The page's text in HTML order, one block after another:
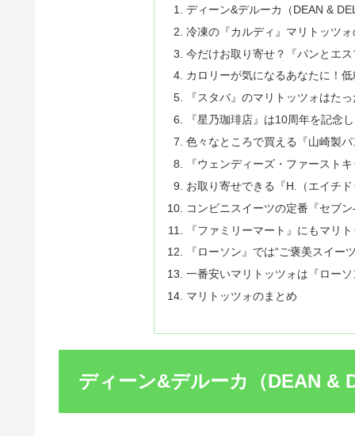
ディーン&デルーカ（DEAN &
冷凍の『カルディ』マリトッツ
今だけお取り寄せ？『パンとエ
カロリーが気になるあなたに！
『スタバ』のマリトッツォはた
『星乃珈琲店』は10周年を記念
色々なところで買える『山崎製
『ウェンディーズ・ファースト
お取り寄せできる『H.（エイチ
コンビニスイーツの定番『セブ
『ファミリーマート』にもマリ
『ローソン』では“ご褒美スイー
一番安いマリトッツォは『ロー
マリトッツォのまとめ
ディーン&デルーカ（DEAN &